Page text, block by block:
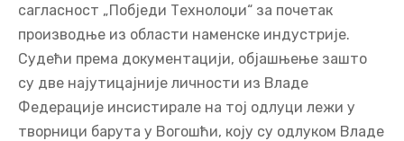
сагласност „Побједи Технолоџи“ за почетак
производње из области наменске индустрије.
Судећи према документацији, објашњење зашто
су две најутицајније личности из Владе
Федерације инсистирале на тој одлуци лежи у
творници барута у Вогошћи, коју су одлуком Владе